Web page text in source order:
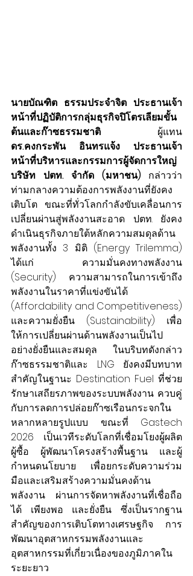
นายบัณฑิต ธรรมประจำจิต ประธานเจ้า
หน้าที่ปฏิบัติการกลุ่มธุรกิจปิโตรเลียมขั้น
ต้นและก๊าซธรรมชาติ ผู้แทน
ดร.คงกระพัน อินทรแจ้ง ประธานเจ้า
หน้าที่บริหารและกรรมการผู้จัดการใหญ่
บริษัท ปตท. จำกัด (มหาชน) กล่าวว่า
ท่ามกลางความต้องการพลังงานที่ยังคง
เติบโต ขณะที่ทั่วโลกกำลังขับเคลื่อนการ
เปลี่ยนผ่านสู่พลังงานสะอาด ปตท. ยังคง
ดำเนินธุรกิจภายใต้หลักความสมดุลด้าน
พลังงานทั้ง 3 มิติ (Energy Trilemma)
ได้แก่ ความมั่นคงทางพลังงาน
(Security) ความสามารถในการเข้าถึง
พลังงานในราคาที่แข่งขันได้
(Affordability and Competitiveness)
และความยั่งยืน (Sustainability) เพื่อ
ให้การเปลี่ยนผ่านด้านพลังงานเป็นไป
อย่างยั่งยืนและสมดุล ในบริบทดังกล่าว
ก๊าซธรรมชาติและ LNG ยังคงมีบทบาท
สำคัญในฐานะ Destination Fuel ที่ช่วย
รักษาเสถียรภาพของระบบพลังงาน ควบคู่
กับการลดการปล่อยก๊าซเรือนกระจกใน
หลากหลายรูปแบบ ขณะที่ Gastech
2026 เป็นเวทีระดับโลกที่เชื่อมโยงผู้ผลิต
ผู้ซื้อ ผู้พัฒนาโครงสร้างพื้นฐาน และผู้
กำหนดนโยบาย เพื่อยกระดับความร่วม
มือและเสริมสร้างความมั่นคงด้าน
พลังงาน ผ่านการจัดหาพลังงานที่เชื่อถือ
ได้ เพียงพอ และยั่งยืน ซึ่งเป็นรากฐาน
สำคัญของการเติบโตทางเศรษฐกิจ การ
พัฒนาอุตสาหกรรมพลังงานและ
อุตสาหกรรมที่เกี่ยวเนื่องของภูมิภาคใน
ระยะยาว